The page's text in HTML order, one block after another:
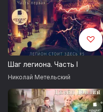
Шаг легиона. Часть I
Николай Метельский